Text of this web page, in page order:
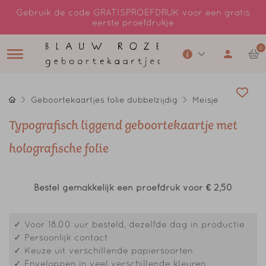
Gebruik de code GRATISPROEFDRUK voor een gratis
eerste proefdrukje
0
Geboortekaartjes folie dubbelzijdig Meisje
Typografisch liggend geboortekaartje met
holografische folie
Bestel gemakkelijk een proefdruk voor € 2,50
✓ Voor 18.00 uur besteld, dezelfde dag in productie
✓ Persoonlijk contact
✓ Keuze uit verschillende papiersoorten
✓ Enveloppen in veel verschillende kleuren